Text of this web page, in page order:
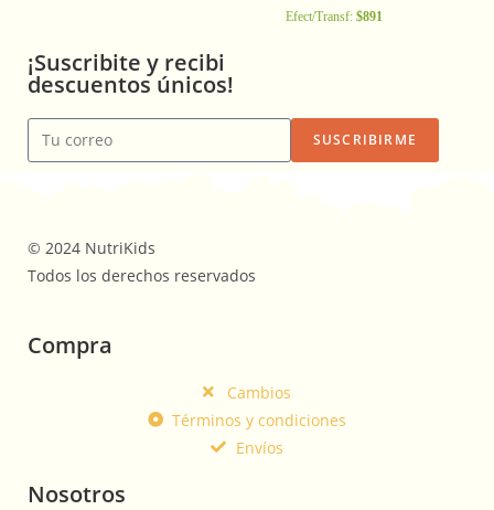
Efect/Transf: $891
¡Suscribite y recibi
descuentos únicos!
SUSCRIBIRME
© 2024 NutriKids
Todos los derechos reservados
Compra
Cambios
Términos y condiciones
Envíos
Nosotros